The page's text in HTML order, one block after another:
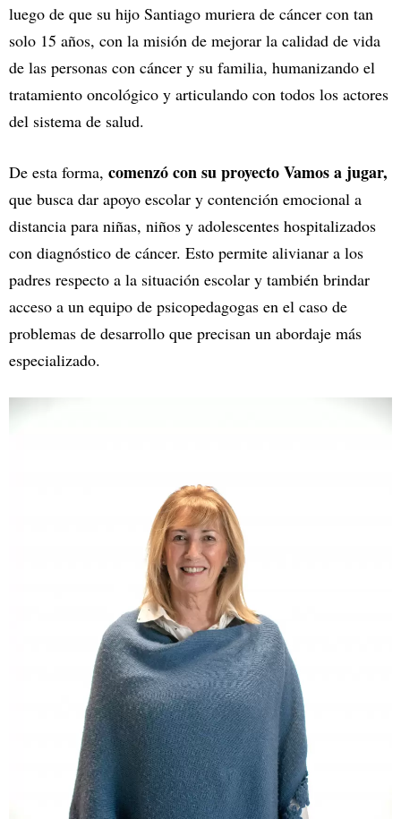
luego de que su hijo Santiago muriera de cáncer con tan
solo 15 años, con la misión de mejorar la calidad de vida
de las personas con cáncer y su familia, humanizando el
tratamiento oncológico y articulando con todos los actores
del sistema de salud.
De esta forma, comenzó con su proyecto Vamos a jugar,
que busca dar apoyo escolar y contención emocional a
distancia para niñas, niños y adolescentes hospitalizados
con diagnóstico de cáncer. Esto permite alivianar a los
padres respecto a la situación escolar y también brindar
acceso a un equipo de psicopedagogas en el caso de
problemas de desarrollo que precisan un abordaje más
especializado.